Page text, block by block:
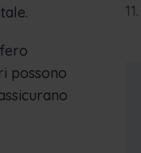
possono